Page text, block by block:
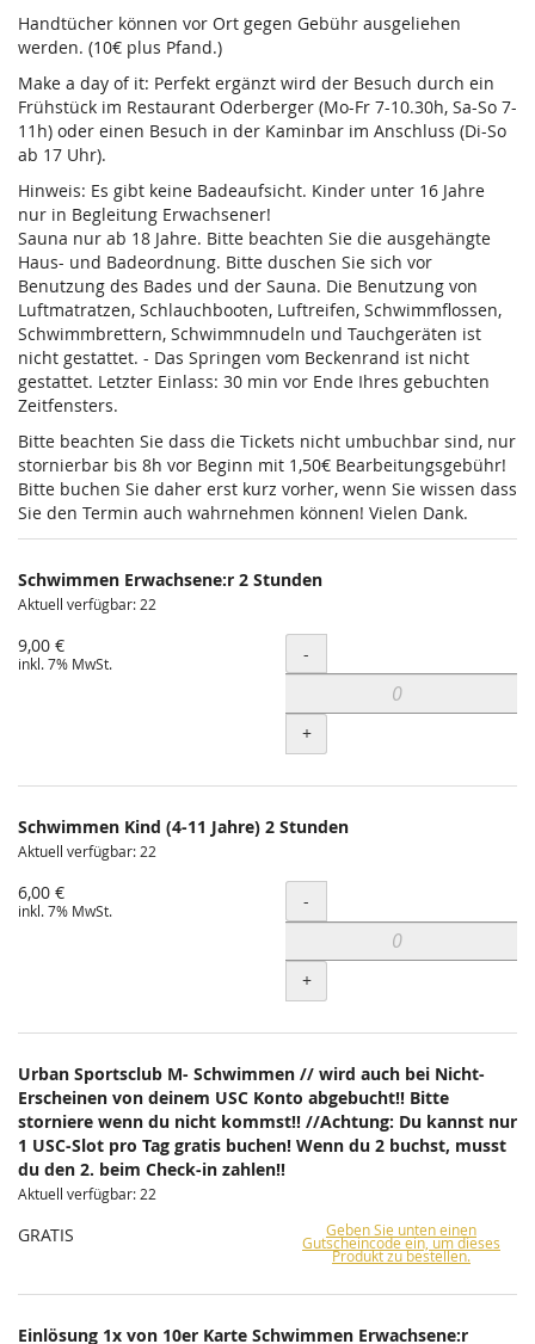
Handtücher können vor Ort gegen Gebühr ausgeliehen
werden. (10€ plus Pfand.)
Make a day of it: Perfekt ergänzt wird der Besuch durch ein
Frühstück im Restaurant Oderberger (Mo-Fr 7-10.30h, Sa-So 7-
11h) oder einen Besuch in der Kaminbar im Anschluss (Di-So
ab 17 Uhr).
Hinweis: Es gibt keine Badeaufsicht. Kinder unter 16 Jahre
nur in Begleitung Erwachsener!
Sauna nur ab 18 Jahre. Bitte beachten Sie die ausgehängte
Haus- und Badeordnung. Bitte duschen Sie sich vor
Benutzung des Bades und der Sauna. Die Benutzung von
Luftmatratzen, Schlauchbooten, Luftreifen, Schwimmflossen,
Schwimmbrettern, Schwimmnudeln und Tauchgeräten ist
nicht gestattet. - Das Springen vom Beckenrand ist nicht
gestattet. Letzter Einlass: 30 min vor Ende Ihres gebuchten
Zeitfensters.
Bitte beachten Sie dass die Tickets nicht umbuchbar sind, nur
stornierbar bis 8h vor Beginn mit 1,50€ Bearbeitungsgebühr!
Bitte buchen Sie daher erst kurz vorher, wenn Sie wissen dass
Sie den Termin auch wahrnehmen können! Vielen Dank.
Schwimmen Erwachsene:r 2 Stunden
Aktuell verfügbar: 22
9,00 €
inkl. 7% MwSt. Menge
-
+
Schwimmen Kind (4-11 Jahre) 2 Stunden
Aktuell verfügbar: 22
6,00 €
inkl. 7% MwSt. Menge
-
+
Urban Sportsclub M- Schwimmen // wird auch bei Nicht-
Erscheinen von deinem USC Konto abgebucht!! Bitte
storniere wenn du nicht kommst!! //Achtung: Du kannst nur
1 USC-Slot pro Tag gratis buchen! Wenn du 2 buchst, musst
du den 2. beim Check-in zahlen!!
Aktuell verfügbar: 22
GRATIS Geben Sie unten einen
Gutscheincode ein, um dieses
Produkt zu bestellen.
Einlösung 1x von 10er Karte Schwimmen Erwachsene:r